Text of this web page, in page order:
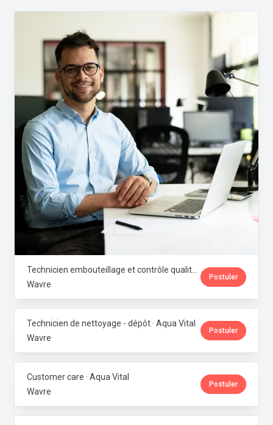
Wavre
Postuler
Technicien de nettoyage - dépôt · Aqua Vital
Wavre
Postuler
Customer care · Aqua Vital
Wavre
Postuler